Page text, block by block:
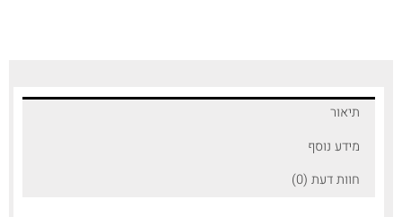
תיאור
מידע נוסף
חוות דעת (0)